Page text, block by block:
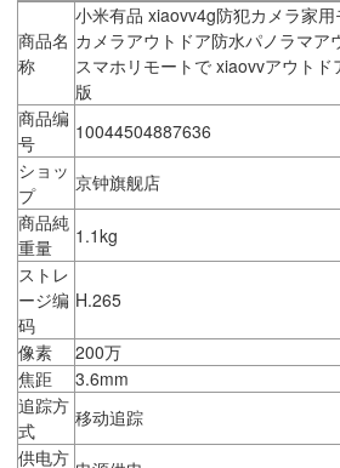
商品名
称
小米有品 xiaovv4g防犯カメラ家
カメラアウトドア防水パノラマア
スマホリモートで xiaovvアウト
版
商品编
号
10044504887636
ショッ
プ
京钟旗舰店
商品純
重量
1.1kg
ストレ
ージ编
码
H.265
像素
200万
焦距
3.6mm
追踪方
式
移动追踪
供电方